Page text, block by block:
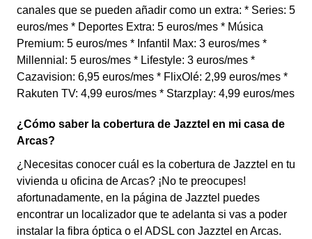
canales que se pueden añadir como un extra: * Series: 5
euros/mes * Deportes Extra: 5 euros/mes * Música
Premium: 5 euros/mes * Infantil Max: 3 euros/mes *
Millennial: 5 euros/mes * Lifestyle: 3 euros/mes *
Cazavision: 6,95 euros/mes * FlixOlé: 2,99 euros/mes *
Rakuten TV: 4,99 euros/mes * Starzplay: 4,99 euros/mes
¿Cómo saber la cobertura de Jazztel en mi casa de
Arcas?
¿Necesitas conocer cuál es la cobertura de Jazztel en tu
vivienda u oficina de Arcas? ¡No te preocupes!
afortunadamente, en la página de Jazztel puedes
encontrar un localizador que te adelanta si vas a poder
instalar la fibra óptica o el ADSL con Jazztel en Arcas.